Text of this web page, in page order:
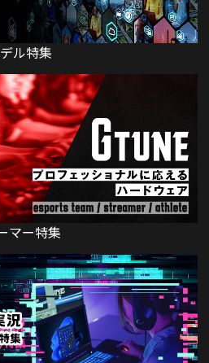
ル特集
マー特集